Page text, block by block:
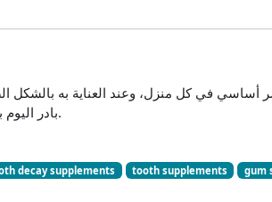
أساسي في كل منزل، وعند العناية به بالشكل
بادرواحصل على النظافة التي تستحقها والراحة التي تبحث عنها.
decay supplements tooth supplements gum